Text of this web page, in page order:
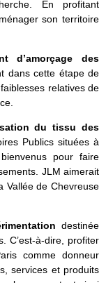
En profitant
son territoire
d’amorçage des
dans cette étape de
relatives de
du tissu des
Publics situées à
pour faire
JLM aimerait
Vallée de Chevreuse
destinée
C’est-à-dire, profiter
comme donneur
services et produits